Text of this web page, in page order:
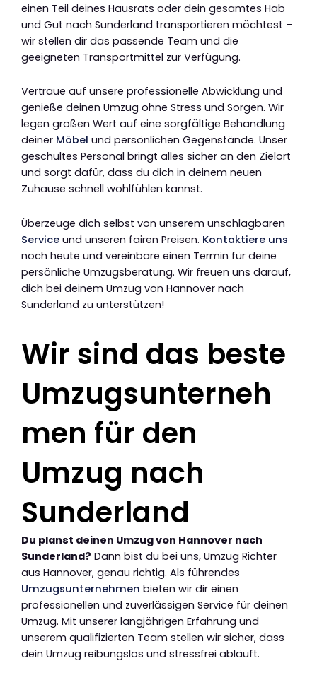
einen Teil deines Hausrats oder dein gesamtes Hab
und Gut nach Sunderland transportieren möchtest –
wir stellen dir das passende Team und die
geeigneten Transportmittel zur Verfügung.
Vertraue auf unsere professionelle Abwicklung und
genieße deinen Umzug ohne Stress und Sorgen. Wir
legen großen Wert auf eine sorgfältige Behandlung
deiner Möbel und persönlichen Gegenstände. Unser
geschultes Personal bringt alles sicher an den Zielort
und sorgt dafür, dass du dich in deinem neuen
Zuhause schnell wohlfühlen kannst.
Überzeuge dich selbst von unserem unschlagbaren
Service und unseren fairen Preisen. Kontaktiere uns
noch heute und vereinbare einen Termin für deine
persönliche Umzugsberatung. Wir freuen uns darauf,
dich bei deinem Umzug von Hannover nach
Sunderland zu unterstützen!
Wir sind das beste
Umzugsunterneh
men für den
Umzug nach
Sunderland
Du planst deinen Umzug von Hannover nach
Sunderland? Dann bist du bei uns, Umzug Richter
aus Hannover, genau richtig. Als führendes
Umzugsunternehmen bieten wir dir einen
professionellen und zuverlässigen Service für deinen
Umzug. Mit unserer langjährigen Erfahrung und
unserem qualifizierten Team stellen wir sicher, dass
dein Umzug reibungslos und stressfrei abläuft.